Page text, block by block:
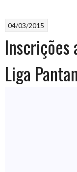
04/03/2015
Inscrições
Liga